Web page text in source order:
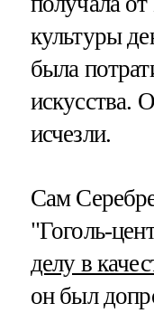
культуры
была
искусства.
исчезли.
Сам
"Гоголь-
делу в
он был